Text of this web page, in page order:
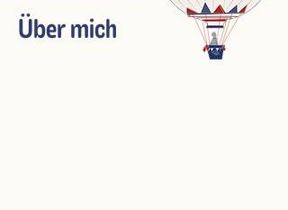
Über mich